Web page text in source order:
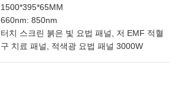
1500*395*65MM
660nm: 850nm
터치 스크린 붉은 빛 요법 패널, 저 EMF 적혈
구 치료 패널, 적색광 요법 패널 3000W